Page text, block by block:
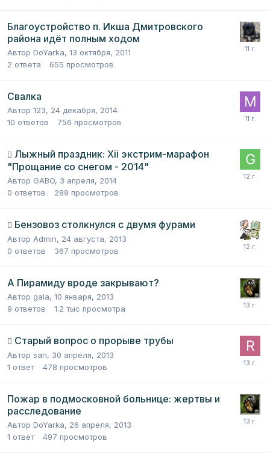
Благоустройство п. Икша Дмитровского
района идёт полным ходом
Автор DoYarka, 13 октября, 2011
2 ответа 655 просмотров
Свалка
Автор 123, 24 декабря, 2014
10 ответов 756 просмотров
Лыжный праздник: Xii экстрим-марафон
"Прощание со снегом - 2014"
Автор GABO, 3 апреля, 2014
0 ответов 289 просмотров
Бензовоз столкнулся с двумя фурами
Автор Admin, 24 августа, 2013
0 ответов 367 просмотров
А Пирамиду вроде закрывают?
Автор gala, 10 января, 2013
9 ответов 1.2 тыс просмотра
Старый вопрос о прорыве трубы
Автор san, 30 апреля, 2013
1 ответ 478 просмотров
Пожар в подмосковной больнице: жертвы и
расследование
Автор DoYarka, 26 апреля, 2013
1 ответ 497 просмотров